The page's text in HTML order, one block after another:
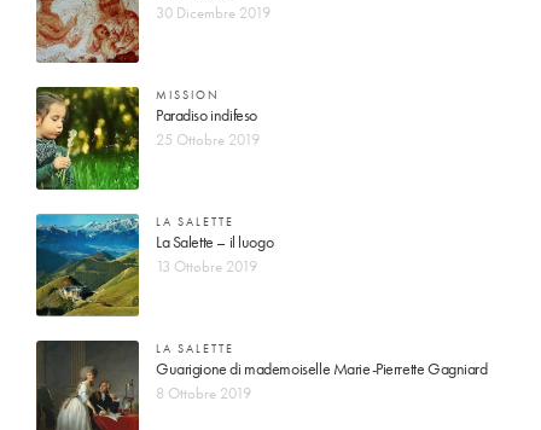
30 Dicembre 2019
MISSION
Paradiso indifeso
25 Ottobre 2019
LA SALETTE
La Salette – il luogo
13 Ottobre 2019
LA SALETTE
Guarigione di mademoiselle Marie-Pierrette Gagniard
8 Ottobre 2019